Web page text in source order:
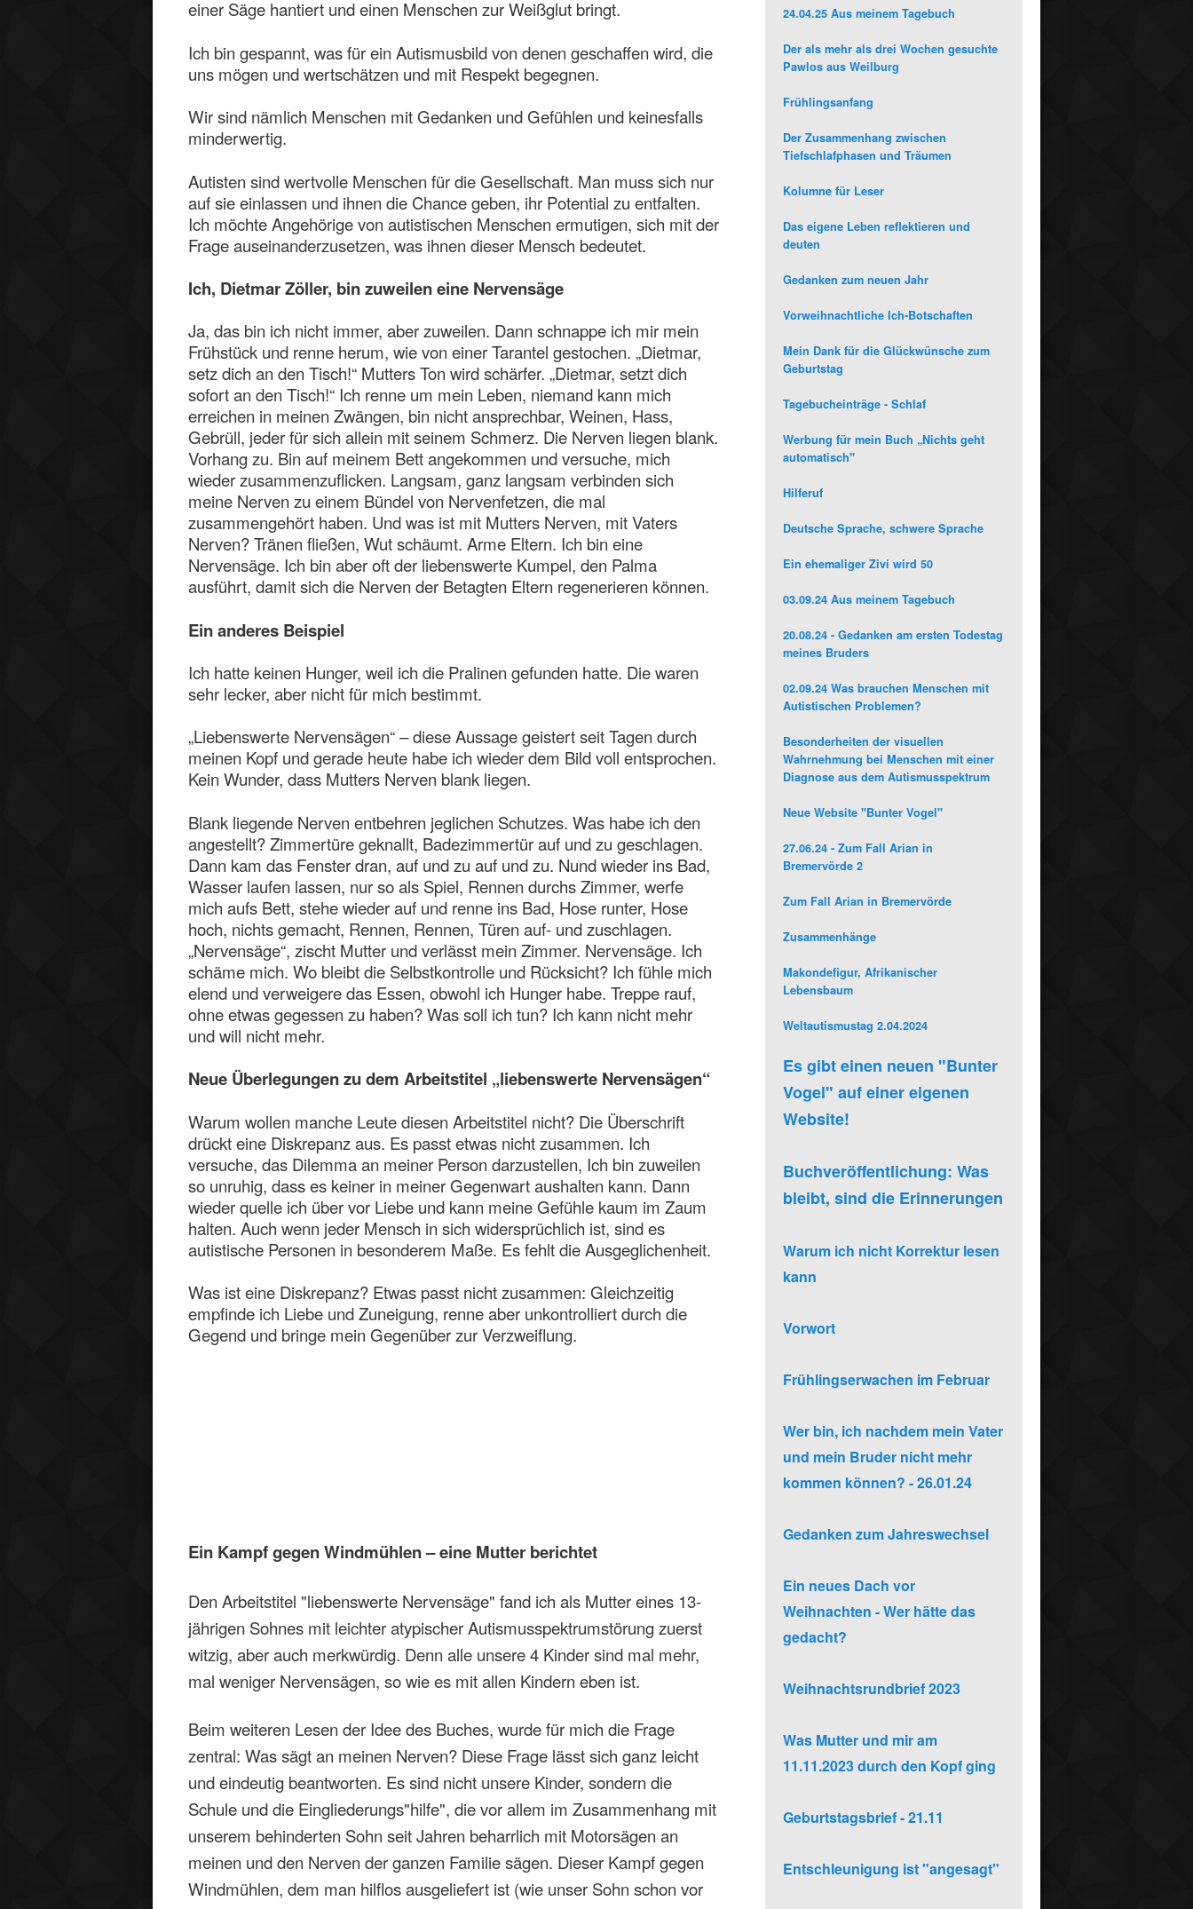
einer Säge hantiert und einen Menschen zur Weißglut bringt.
Ich bin gespannt, was für ein Autismusbild von denen geschaffen wird, die
uns mögen und wertschätzen und mit Respekt begegnen.
Wir sind nämlich Menschen mit Gedanken und Gefühlen und keinesfalls
minderwertig.
Autisten sind wertvolle Menschen für die Gesellschaft. Man muss sich nur
auf sie einlassen und ihnen die Chance geben, ihr Potential zu entfalten.
Ich möchte Angehörige von autistischen Menschen ermutigen, sich mit der
Frage auseinanderzusetzen, was ihnen dieser Mensch bedeutet.
Ich, Dietmar Zöller, bin zuweilen eine Nervensäge
Ja, das bin ich nicht immer, aber zuweilen. Dann schnappe ich mir mein
Frühstück und renne herum, wie von einer Tarantel gestochen. „Dietmar,
setz dich an den Tisch!“ Mutters Ton wird schärfer. „Dietmar, setzt dich
sofort an den Tisch!“ Ich renne um mein Leben, niemand kann mich
erreichen in meinen Zwängen, bin nicht ansprechbar, Weinen, Hass,
Gebrüll, jeder für sich allein mit seinem Schmerz. Die Nerven liegen blank.
Vorhang zu. Bin auf meinem Bett angekommen und versuche, mich
wieder zusammenzuflicken. Langsam, ganz langsam verbinden sich
meine Nerven zu einem Bündel von Nervenfetzen, die mal
zusammengehört haben. Und was ist mit Mutters Nerven, mit Vaters
Nerven? Tränen fließen, Wut schäumt. Arme Eltern. Ich bin eine
Nervensäge. Ich bin aber oft der liebenswerte Kumpel, den Palma
ausführt, damit sich die Nerven der Betagten Eltern regenerieren können.
Ein anderes Beispiel
Ich hatte keinen Hunger, weil ich die Pralinen gefunden hatte. Die waren
sehr lecker, aber nicht für mich bestimmt.
„Liebenswerte Nervensägen“ – diese Aussage geistert seit Tagen durch
meinen Kopf und gerade heute habe ich wieder dem Bild voll entsprochen.
Kein Wunder, dass Mutters Nerven blank liegen.
Blank liegende Nerven entbehren jeglichen Schutzes. Was habe ich den
angestellt? Zimmertüre geknallt, Badezimmertür auf und zu geschlagen.
Dann kam das Fenster dran, auf und zu auf und zu. Nund wieder ins Bad,
Wasser laufen lassen, nur so als Spiel, Rennen durchs Zimmer, werfe
mich aufs Bett, stehe wieder auf und renne ins Bad, Hose runter, Hose
hoch, nichts gemacht, Rennen, Rennen, Türen auf- und zuschlagen.
„Nervensäge“, zischt Mutter und verlässt mein Zimmer. Nervensäge. Ich
schäme mich. Wo bleibt die Selbstkontrolle und Rücksicht? Ich fühle mich
elend und verweigere das Essen, obwohl ich Hunger habe. Treppe rauf,
ohne etwas gegessen zu haben? Was soll ich tun? Ich kann nicht mehr
und will nicht mehr.
Neue Überlegungen zu dem Arbeitstitel „liebenswerte Nervensägen“
Warum wollen manche Leute diesen Arbeitstitel nicht? Die Überschrift
drückt eine Diskrepanz aus. Es passt etwas nicht zusammen. Ich
versuche, das Dilemma an meiner Person darzustellen, Ich bin zuweilen
so unruhig, dass es keiner in meiner Gegenwart aushalten kann. Dann
wieder quelle ich über vor Liebe und kann meine Gefühle kaum im Zaum
halten. Auch wenn jeder Mensch in sich widersprüchlich ist, sind es
autistische Personen in besonderem Maße. Es fehlt die Ausgeglichenheit.
Was ist eine Diskrepanz? Etwas passt nicht zusammen: Gleichzeitig
empfinde ich Liebe und Zuneigung, renne aber unkontrolliert durch die
Gegend und bringe mein Gegenüber zur Verzweiflung.
Ein Kampf gegen Windmühlen – eine Mutter berichtet
Den Arbeitstitel "liebenswerte Nervensäge" fand ich als Mutter eines 13-
jährigen Sohnes mit leichter atypischer Autismusspektrumstörung zuerst
witzig, aber auch merkwürdig. Denn alle unsere 4 Kinder sind mal mehr,
mal weniger Nervensägen, so wie es mit allen Kindern eben ist.
Beim weiteren Lesen der Idee des Buches, wurde für mich die Frage
zentral: Was sägt an meinen Nerven? Diese Frage lässt sich ganz leicht
und eindeutig beantworten. Es sind nicht unsere Kinder, sondern die
Schule und die Eingliederungs"hilfe", die vor allem im Zusammenhang mit
unserem behinderten Sohn seit Jahren beharrlich mit Motorsägen an
meinen und den Nerven der ganzen Familie sägen. Dieser Kampf gegen
Windmühlen, dem man hilflos ausgeliefert ist (wie unser Sohn schon vor
24.04.25 Aus meinem Tagebuch
Der als mehr als drei Wochen gesuchte
Pawlos aus Weilburg
Frühlingsanfang
Der Zusammenhang zwischen
Tiefschlafphasen und Träumen
Kolumne für Leser
Das eigene Leben reflektieren und
deuten
Gedanken zum neuen Jahr
Vorweihnachtliche Ich-Botschaften
Mein Dank für die Glückwünsche zum
Geburtstag
Tagebucheinträge - Schlaf
Werbung für mein Buch „Nichts geht
automatisch"
Hilferuf
Deutsche Sprache, schwere Sprache
Ein ehemaliger Zivi wird 50
03.09.24 Aus meinem Tagebuch
20.08.24 - Gedanken am ersten Todestag
meines Bruders
02.09.24 Was brauchen Menschen mit
Autistischen Problemen?
Besonderheiten der visuellen
Wahrnehmung bei Menschen mit einer
Diagnose aus dem Autismusspektrum
Neue Website "Bunter Vogel"
27.06.24 - Zum Fall Arian in
Bremervörde 2
Zum Fall Arian in Bremervörde
Zusammenhänge
Makondefigur, Afrikanischer
Lebensbaum
Weltautismustag 2.04.2024
Es gibt einen neuen "Bunter
Vogel" auf einer eigenen
Website!
Buchveröffentlichung: Was
bleibt, sind die Erinnerungen
Warum ich nicht Korrektur lesen
kann
Vorwort
Frühlingserwachen im Februar
Wer bin, ich nachdem mein Vater
und mein Bruder nicht mehr
kommen können? - 26.01.24
Gedanken zum Jahreswechsel
Ein neues Dach vor
Weihnachten - Wer hätte das
gedacht?
Weihnachtsrundbrief 2023
Was Mutter und mir am
11.11.2023 durch den Kopf ging
Geburtstagsbrief - 21.11
Entschleunigung ist "angesagt"